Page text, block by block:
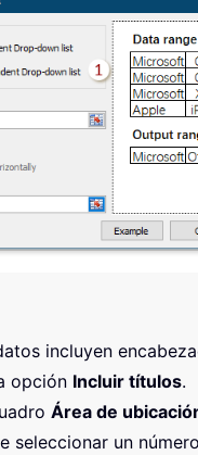
incluyen
opción Incluir títulos.
Área de
seleccionar un